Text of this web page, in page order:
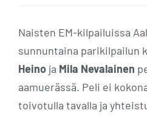
Naisten EM-kilpailuissa
sunnuntaina parikilpailun
Heino ja Mila Nevalainen
aamuerässä. Peli ei
toivotulla tavalla ja